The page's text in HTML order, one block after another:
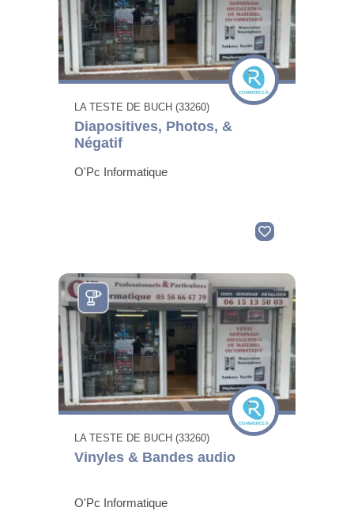
LA TESTE DE BUCH (33260)
Diapositives, Photos, &
Négatif
O'Pc Informatique
LA TESTE DE BUCH (33260)
Vinyles & Bandes audio
O'Pc Informatique